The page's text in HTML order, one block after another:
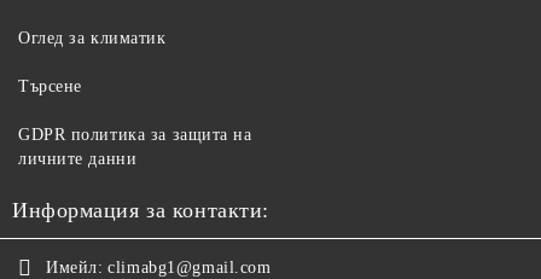
Оглед за климатик
Търсене
GDPR политика за защита на
личните данни
Информация за контакти:
Имейл: climabg1@gmail.com